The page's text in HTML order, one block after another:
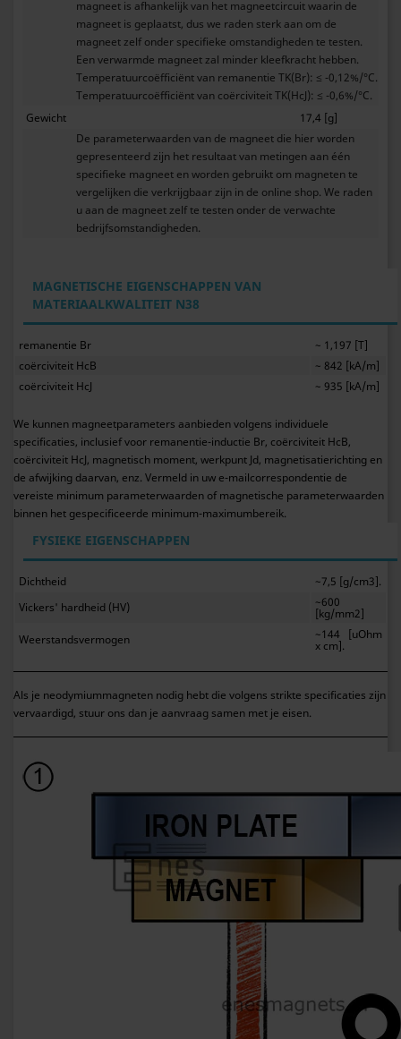
magneet is afhankelijk van het magneetcircuit waarin de
magneet is geplaatst, dus we raden sterk aan om de
magneet zelf onder specifieke omstandigheden te testen.
Een verwarmde magneet zal minder kleefkracht hebben.
Temperatuurcoëfficiënt van remanentie TK(Br): ≤ -0,12%/°C.
Temperatuurcoëfficiënt van coërciviteit TK(HcJ): ≤ -0,6%/°C.
Gewicht
17,4 [g]
De parameterwaarden van de magneet die hier worden
gepresenteerd zijn het resultaat van metingen aan één
specifieke magneet en worden gebruikt om magneten te
vergelijken die verkrijgbaar zijn in de online shop. We raden
u aan de magneet zelf te testen onder de verwachte
bedrijfsomstandigheden.
MAGNETISCHE EIGENSCHAPPEN VAN
MATERIAALKWALITEIT N38
remanentie Br
~ 1,197 [T]
coërciviteit HcB
~ 842 [kA/m]
coërciviteit HcJ
~ 935 [kA/m]
We kunnen magneetparameters aanbieden volgens individuele
specificaties, inclusief voor remanentie-inductie Br, coërciviteit HcB,
coërciviteit HcJ, magnetisch moment, werkpunt Jd, magnetisatierichting en
de afwijking daarvan, enz. Vermeld in uw e-mailcorrespondentie de
vereiste minimum parameterwaarden of magnetische parameterwaarden
binnen het gespecificeerde minimum-maximumbereik.
FYSIEKE EIGENSCHAPPEN
Dichtheid
~7,5 [g/cm3].
Vickers' hardheid (HV)
~600
[kg/mm2]
Weerstandsvermogen
~144 [uOhm
x cm].
Als je neodymiummagneten nodig hebt die volgens strikte specificaties zijn
vervaardigd, stuur ons dan je aanvraag samen met je eisen.